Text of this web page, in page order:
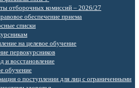
отборочных комиссий – 2026/27
обеспечение приема
списки
на целевое обучение
первокурсников
и восстановление
обучение
о поступлении для лиц с ограниченными